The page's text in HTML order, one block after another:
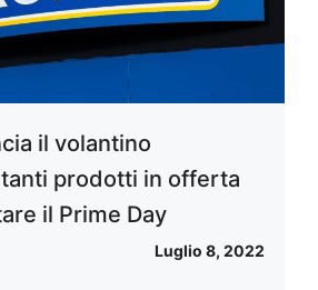
il volantino
prodotti in offerta
il Prime Day
Luglio 8, 2022